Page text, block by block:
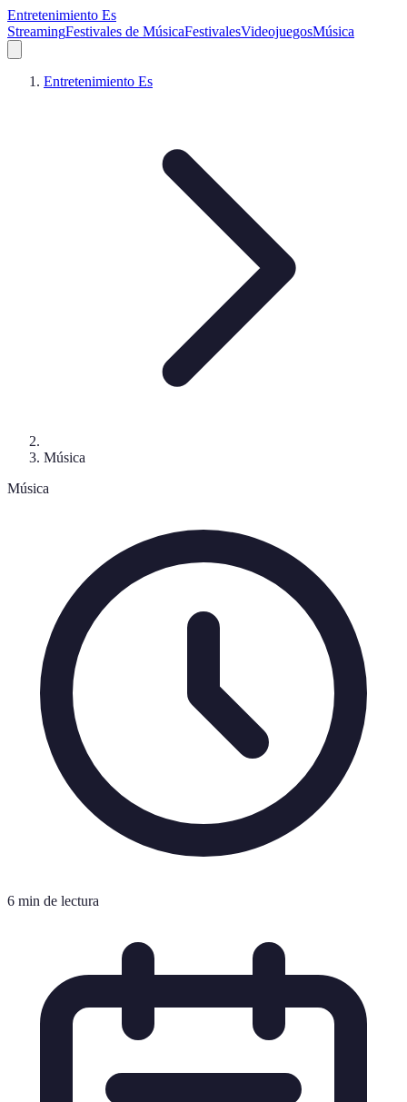
Entretenimiento Es
StreamingFestivales de MúsicaFestivalesVideojuegosMúsica
Entretenimiento Es
Música
Música
6 min de lectura